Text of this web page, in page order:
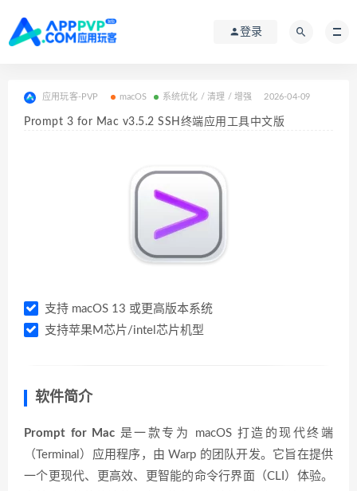
登录
应用玩客-PVP macOS 系统优化 / 清理 / 增强 2026-04-09
Prompt 3 for Mac v3.5.2 SSH终端应用工具中文版
支持 macOS 13 或更高版本系统
支持苹果M芯片/intel芯片机型
软件简介
Prompt for Mac 是一款专为 macOS 打造的现代终端
（Terminal）应用程序，由 Warp 的团队开发。它旨在提供
一个更现代、更高效、更智能的命令行界面（CLI）体验。